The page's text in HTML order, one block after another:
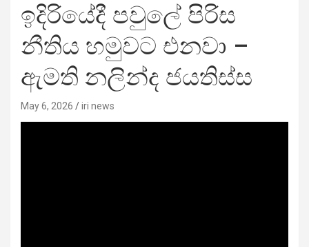
ඉදිරියේදී පවුලේ පිරිස
නීතිය හමුවට එනවා –
ඇමති නලින්ද ජයතිස්ස
May 6, 2026 iri news